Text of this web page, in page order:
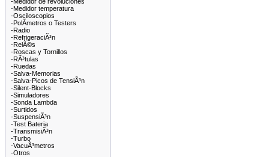
-Medidor temperatura
-Osciloscopios
-PolÃ­metros o Testers
-Radio
-RefrigeraciÃ³n
-RelÃ©s
-Roscas y Tornillos
-RÃ³tulas
-Ruedas
-Salva-Memorias
-Salva-Picos de TensiÃ³n
-Silent-Blocks
-Simuladores
-Sonda Lambda
-Surtidos
-SuspensiÃ³n
-Test Bateria
-TransmisiÃ³n
-Turbo
-VacuÃ³metros
-Otros